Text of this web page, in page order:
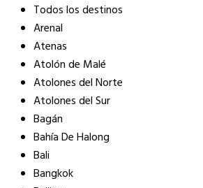
Todos los destinos
Arenal
Atenas
Atolón de Malé
Atolones del Norte
Atolones del Sur
Bagán
Bahía De Halong
Bali
Bangkok